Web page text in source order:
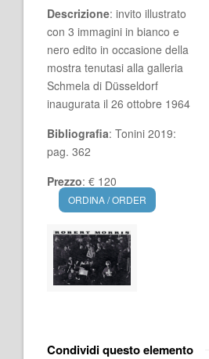
Descrizione: invito illustrato
con 3 immagini in bianco e
nero edito in occasione della
mostra tenutasi alla galleria
Schmela di Düsseldorf
inaugurata il 26 ottobre 1964
Bibliografia: Tonini 2019:
pag. 362
Prezzo: € 120
ORDINA / ORDER
Condividi questo elemento